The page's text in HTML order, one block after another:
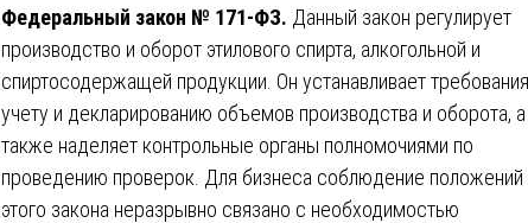
Федеральный закон № 171-ФЗ. Данный закон регулирует
производство и оборот этилового спирта, алкогольной и
спиртосодержащей продукции. Он устанавливает
учету и декларированию объемов производства и оборота, а
также наделяет контрольные органы полномочиями по
проведению проверок. Для бизнеса соблюдение положений
этого закона неразрывно связано с необходимостью